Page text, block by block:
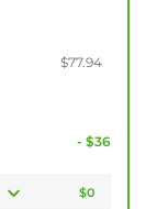
$77.94
- $36
$0